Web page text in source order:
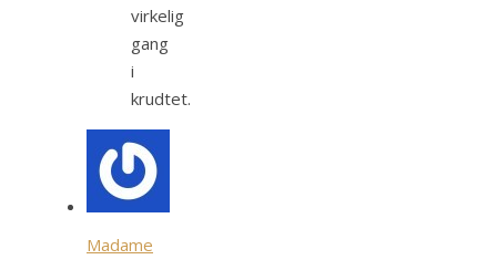
virkelig
gang
i
krudtet.
Madame